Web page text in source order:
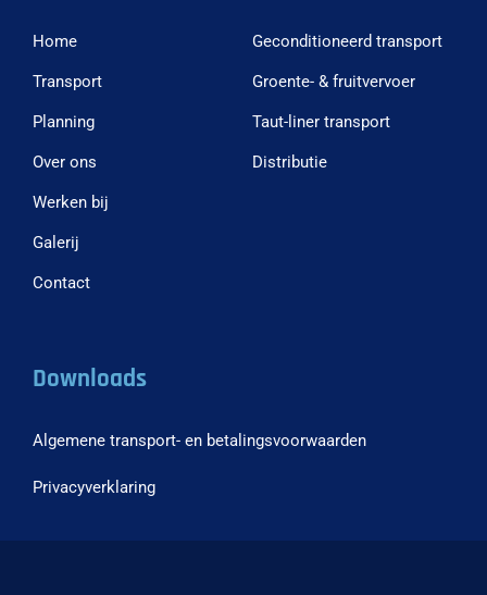
Home
Transport
Planning
Over ons
Werken bij
Galerij
Contact
Geconditioneerd transport
Groente- & fruitvervoer
Taut-liner transport
Distributie
Downloads
Algemene transport- en betalingsvoorwaarden
Privacyverklaring